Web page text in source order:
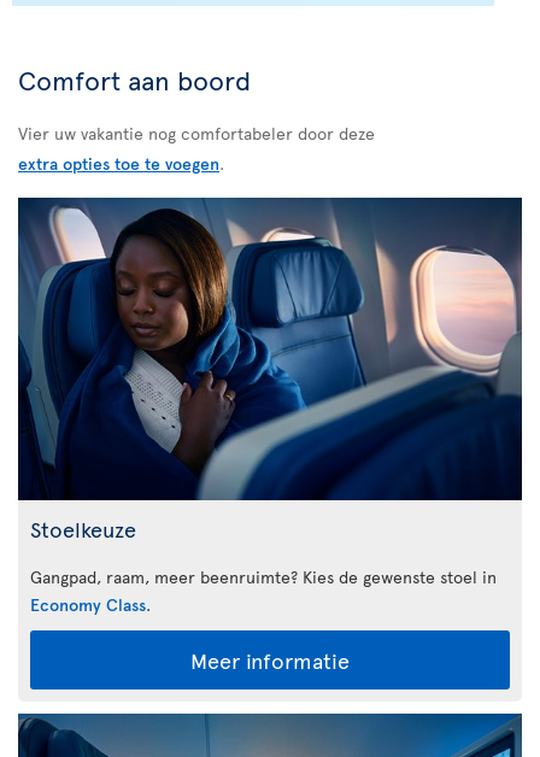
Comfort aan boord
Vier uw vakantie nog comfortabeler door deze
extra opties toe te voegen.
Stoelkeuze
Gangpad, raam, meer beenruimte? Kies de gewenste stoel in
Economy Class.
Meer informatie